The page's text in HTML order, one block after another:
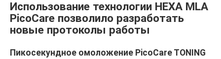
Использование технологии HEXA MLA
PicoCare позволило разработать
новые протоколы работы
Пикосекундное омоложение PicoCare TONING